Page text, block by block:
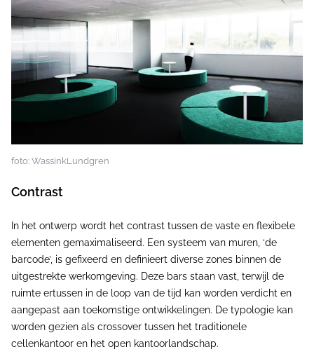
foto: WassinkLundgren
Contrast
In het ontwerp wordt het contrast tussen de vaste en flexibele
elementen gemaximaliseerd. Een systeem van muren, ‘de
barcode’, is gefixeerd en definieert diverse zones binnen de
uitgestrekte werkomgeving. Deze bars staan vast, terwijl de
ruimte ertussen in de loop van de tijd kan worden verdicht en
aangepast aan toekomstige ontwikkelingen. De typologie kan
worden gezien als crossover tussen het traditionele
cellenkantoor en het open kantoorlandschap.